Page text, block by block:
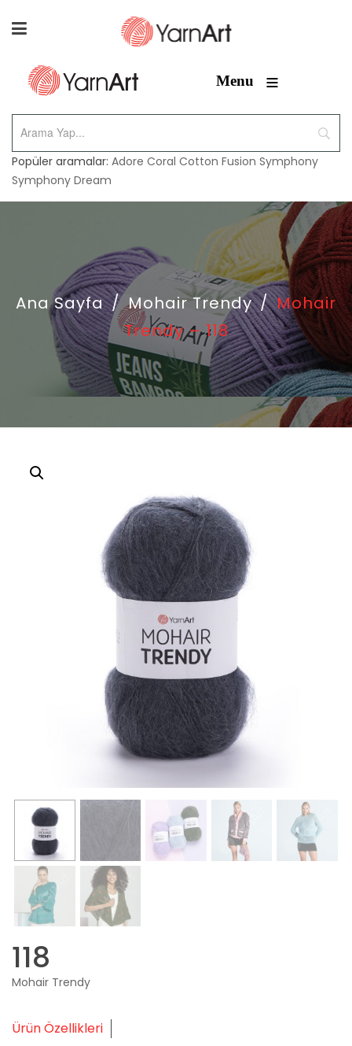
Menu ≡
Popüler aramalar: Adore Coral Cotton Fusion Symphony
Symphony Dream
Ana Sayfa / Mohair Trendy / Mohair
Trendy – 118
118
Mohair Trendy
Ürün Özellikleri